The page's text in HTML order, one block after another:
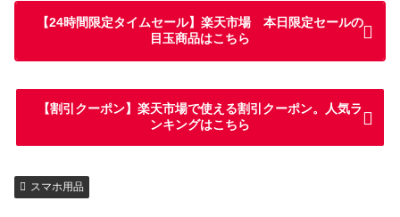
【24時間限定タイムセール】楽天市場 本日限定セールの
目玉商品はこちら
【割引クーポン】楽天市場で使える割引クーポン。人気ラ
ンキングはこちら
スマホ用品